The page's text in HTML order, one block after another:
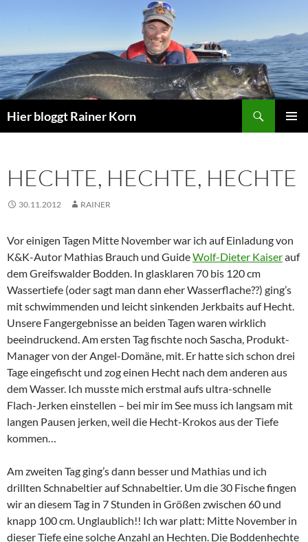
Hier bloggt Rainer Korn
HECHTE, HECHTE, HECHTE
30.11.2012 RAINER
Vor einigen Tagen Mitte November war ich auf Einladung von
K&K-Autor Mathias Brauch und GuideWolf-Dieter Kaiserauf
dem Greifswalder Bodden. In glasklaren 70 bis 120 cm
Wassertiefe (oder sagt man dann eher Wasserflache??) ging’s
mit schwimmenden und leicht sinkenden Jerkbaits auf Hecht.
Unsere Fangergebnisse an beiden Tagen waren wirklich
beeindruckend. Am ersten Tag fischte noch Sascha, Produkt-
Manager von der Angel-Domäne, mit. Er hatte sich schon drei
Tage eingefischt und zog einen Hecht nach dem anderen aus
dem Wasser. Ich musste mich erstmal aufs ultra-schnelle
Flach-Jerken einstellen – bei mir im See muss ich langsam mit
langen Pausen jerken, weil die Hecht-Krokos aus der Tiefe
kommen…
Am zweiten Tag ging’s dann besser und Mathias und ich
drillten Schnabeltier auf Schnabeltier. Um die 30 Fische fingen
wir an diesem Tag in 7 Stunden in Größen zwischen 60 und
knapp 100 cm. Unglaublich!! Ich war platt: Mitte November in
dieser Tiefe eine solche Anzahl an Hechten. Die Boddenhechte